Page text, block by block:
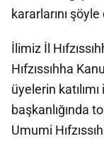
kararlarını
İlimiz İl
Hıfzıssıhha
üyelerin
başkanlığında
Umumi